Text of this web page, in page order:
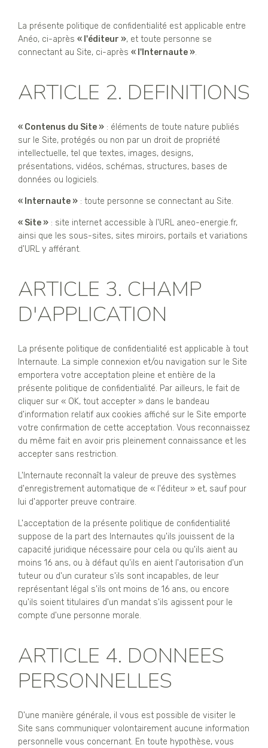
La présente politique de confidentialité est applicable entre
Anéo, ci-après « l'éditeur », et toute personne se
connectant au Site, ci-après « l'Internaute ».
ARTICLE 2. DEFINITIONS
« Contenus du Site » : éléments de toute nature publiés
sur le Site, protégés ou non par un droit de propriété
intellectuelle, tel que textes, images, designs,
présentations, vidéos, schémas, structures, bases de
données ou logiciels.
« Internaute » : toute personne se connectant au Site.
« Site » : site internet accessible à l'URL aneo-energie.fr,
ainsi que les sous-sites, sites miroirs, portails et variations
d'URL y afférant.
ARTICLE 3. CHAMP
D'APPLICATION
La présente politique de confidentialité est applicable à tout
Internaute. La simple connexion et/ou navigation sur le Site
emportera votre acceptation pleine et entière de la
présente politique de confidentialité. Par ailleurs, le fait de
cliquer sur « OK, tout accepter » dans le bandeau
d'information relatif aux cookies affiché sur le Site emporte
votre confirmation de cette acceptation. Vous reconnaissez
du même fait en avoir pris pleinement connaissance et les
accepter sans restriction.
L'Internaute reconnaît la valeur de preuve des systèmes
d'enregistrement automatique de « l'éditeur » et, sauf pour
lui d'apporter preuve contraire.
L'acceptation de la présente politique de confidentialité
suppose de la part des Internautes qu'ils jouissent de la
capacité juridique nécessaire pour cela ou qu'ils aient au
moins 16 ans, ou à défaut qu'ils en aient l'autorisation d'un
tuteur ou d'un curateur s'ils sont incapables, de leur
représentant légal s'ils ont moins de 16 ans, ou encore
qu'ils soient titulaires d'un mandat s'ils agissent pour le
compte d'une personne morale.
ARTICLE 4. DONNEES
PERSONNELLES
D'une manière générale, il vous est possible de visiter le
Site sans communiquer volontairement aucune information
personnelle vous concernant. En toute hypothèse, vous